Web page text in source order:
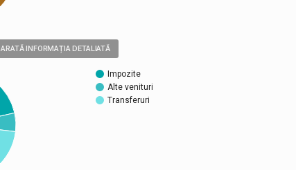
ARATĂ INFORMAȚIA DETALIATĂ
Impozite
Alte venituri
Transferuri